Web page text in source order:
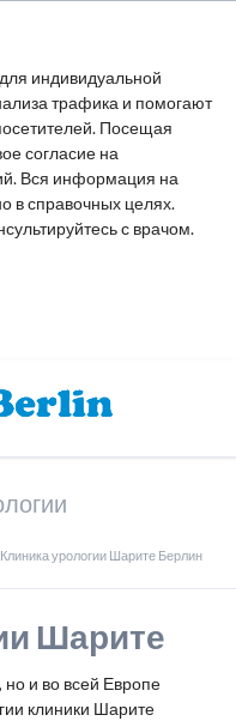
индивидуальной
трафика и помогают
Посещая
согласие на
Вся информация на
в справочных целях.
с врачом.
Клиника урологии Шарите Берлин
Шарите
и во всей Европе
клиники Шарите